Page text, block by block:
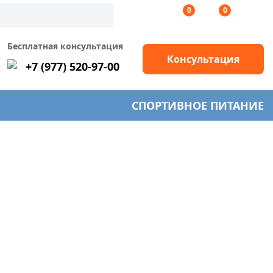
0 0
Бесплатная консультация
+7 (977) 520-97-00 Консультация
СПОРТИВНОЕ ПИТАНИЕ